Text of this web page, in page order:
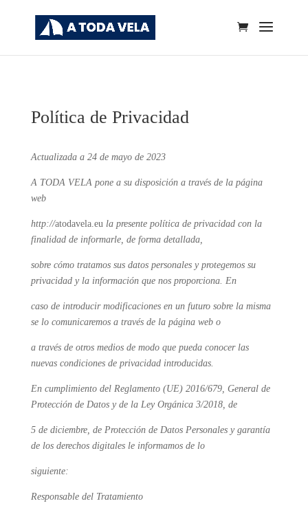
Política de Privacidad
Actualizada a 24 de mayo de 2023
A TODA VELA pone a su disposición a través de la página
web
http://atodavela.eu la presente política de privacidad con la
finalidad de informarle, de forma detallada,
sobre cómo tratamos sus datos personales y protegemos su
privacidad y la información que nos proporciona. En
caso de introducir modificaciones en un futuro sobre la misma
se lo comunicaremos a través de la página web o
a través de otros medios de modo que pueda conocer las
nuevas condiciones de privacidad introducidas.
En cumplimiento del Reglamento (UE) 2016/679, General de
Protección de Datos y de la Ley Orgánica 3/2018, de
5 de diciembre, de Protección de Datos Personales y garantía
de los derechos digitales le informamos de lo
siguiente:
Responsable del Tratamiento